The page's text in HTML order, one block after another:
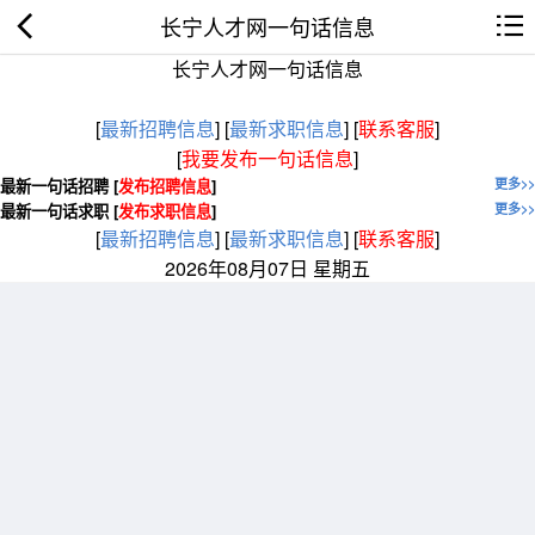
长宁人才网一句话信息
长宁人才网一句话信息
[最新招聘信息] [最新求职信息] [联系客服]
[我要发布一句话信息]
更多>>
最新一句话招聘 [发布招聘信息]
更多>>
最新一句话求职 [发布求职信息]
[最新招聘信息] [最新求职信息] [联系客服]
2026年08月07日 星期五